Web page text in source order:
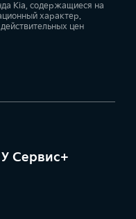
Kia, содержащиеся на
характер.
цен
Сервис+